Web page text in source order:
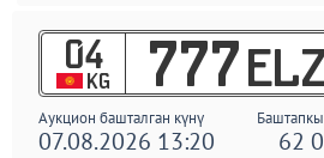
04
KG 777 ELZ
Аукцион башталган күнү
07.08.2026 13:20 62